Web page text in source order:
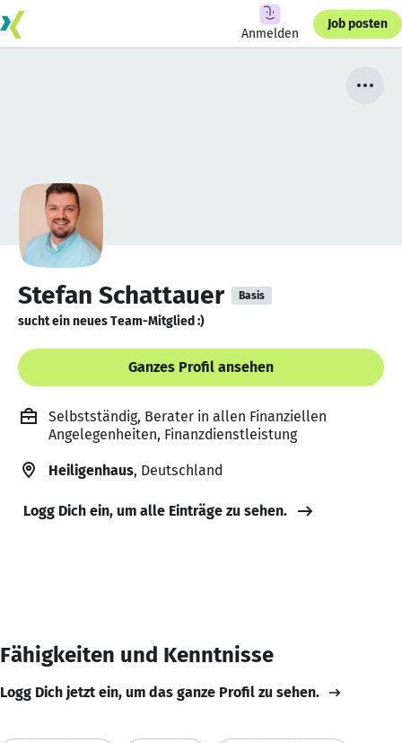
Anmelden
Job posten
Stefan Schattauer Basis
sucht ein neues Team-Mitglied :)
Ganzes Profil ansehen
Selbstständig, Berater in allen Finanziellen
Angelegenheiten, Finanzdienstleistung
Heiligenhaus, Deutschland
Logg Dich ein, um alle Einträge zu sehen.
Fähigkeiten und Kenntnisse
Logg Dich jetzt ein, um das ganze Profil zu sehen.